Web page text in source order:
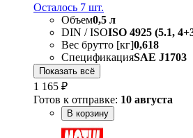
Осталось 7 шт.
Объем0,5 л
DIN / ISOISO 4925 (5.1,
Вес брутто [кг]0,618
СпецификацияSAE J1703
Показать всё
1 165 ₽
Готов к отправке: 10 августа
В корзину